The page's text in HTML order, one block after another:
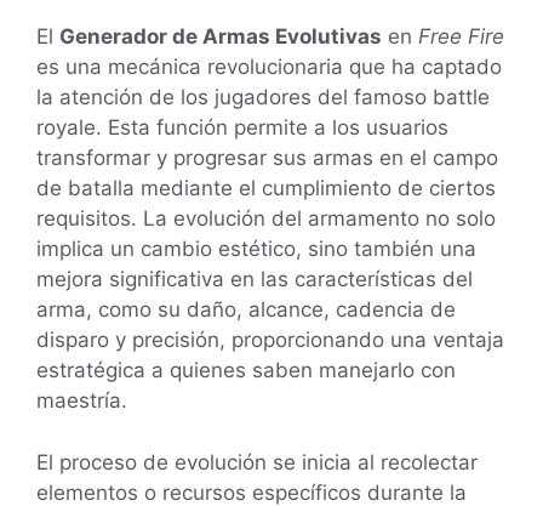
El Generador de Armas Evolutivas en Free Fire
es una mecánica revolucionaria que ha captado
la atención de los jugadores del famoso battle
royale. Esta función permite a los usuarios
transformar y progresar sus armas en el campo
de batalla mediante el cumplimiento de ciertos
requisitos. La evolución del armamento no solo
implica un cambio estético, sino también una
mejora significativa en las características del
arma, como su daño, alcance, cadencia de
disparo y precisión, proporcionando una ventaja
estratégica a quienes saben manejarlo con
maestría.
El proceso de evolución se inicia al recolectar
elementos o recursos específicos durante la